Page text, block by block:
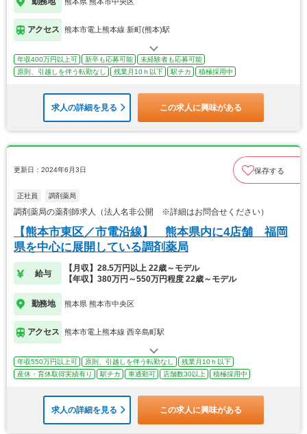
アクセス 熊本市電上熊本線 新町(熊本)駅
年収400万円以上可 新卒も応募可能
未経験者も応募可能
原則、引越しを伴う転勤なし
残業月10ｈ以下 駅チカ 積極採用中
求人の詳細を見る この求人に興味がある
更新日：2024年6月3日 保存する
正社員 調剤薬局
調剤薬局の薬剤師求人（法人名非公開 ※詳細はお問合せください）
【熊本市東区／市電沿線】 熊本県内に4店舗 福岡
県を中心に展開している調剤薬局
給与
【月収】28.5万円以上 22歳～モデル
【年収】380万円～550万円程度 22歳～モデル
勤務地 熊本県 熊本市中央区
アクセス 熊本市電上熊本線 西辛島町駅
年収550万円以上可 原則、引越しを伴う転勤なし
残業月10ｈ以下
産休・育休取得実績有り
駅チカ 車通勤可 店舗数30以上 積極採用中
求人の詳細を見る この求人に興味がある